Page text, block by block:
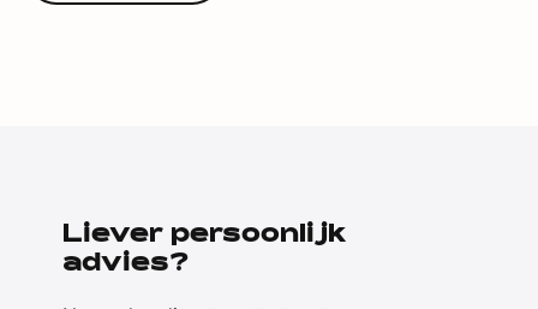
Liever persoonlijk
advies?